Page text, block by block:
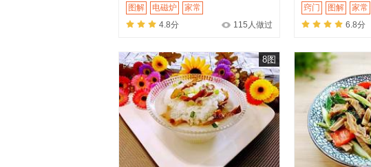
图解
电磁炉
家常
4.8分
115人做过
窍门
图解
家常
6.8分
8图